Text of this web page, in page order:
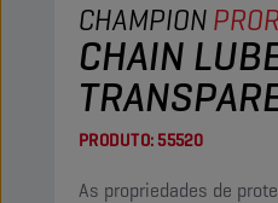
CHAMPION
CHAIN
PRODUTO:55520
As propriedades de